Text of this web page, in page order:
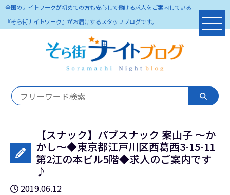
全国のナイトワークが初めての方も安心して働ける求人をご案内している
『そら街ナイトワーク』がお届けするスタッフブログです。
【スナック】パブスナック 案山子 ～か
かし～◆東京都江戸川区西葛西3-15-11
第2江の本ビル5階◆求人のご案内です
♪
2019.06.12